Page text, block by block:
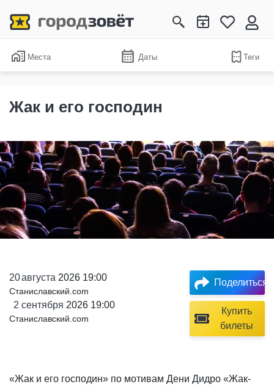
Места Даты Теги
Жак и его господин
20августа 2026 19:00
Станиславский.com
2 сентября 2026 19:00
Станиславский.com
Поделиться
Купить
билеты
«Жак и его господин» по мотивам Дени Дидро «Жак-